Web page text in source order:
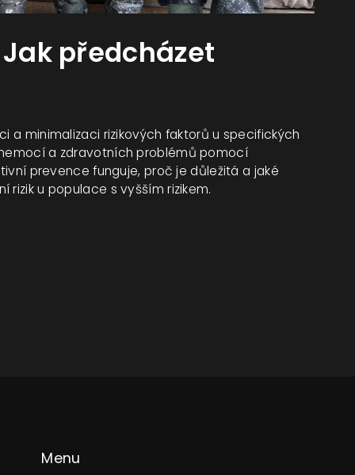
předcházet
a minimalizaci rizikových faktorů u specifických
a zdravotních problémů pomocí
prevence funguje, proč je důležitá a jaké
rizik u populace s vyšším rizikem.
Menu